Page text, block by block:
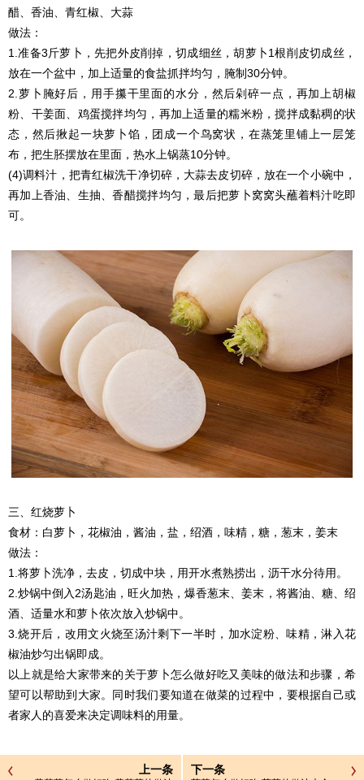
醋、香油、青红椒、大蒜
做法：
1.准备3斤萝卜，先把外皮削掉，切成细丝，胡萝卜1根削皮切成丝，
放在一个盆中，加上适量的食盐抓拌均匀，腌制30分钟。
2.萝卜腌好后，用手攥干里面的水分，然后剁碎一点，再加上胡椒
粉、干姜面、鸡蛋搅拌均匀，再加上适量的糯米粉，搅拌成黏稠的状
态，然后揪起一块萝卜馅，团成一个鸟窝状，在蒸笼里铺上一层笼
布，把生胚摆放在里面，热水上锅蒸10分钟。
(4)调料汁，把青红椒洗干净切碎，大蒜去皮切碎，放在一个小碗中，
再加上香油、生抽、香醋搅拌均匀，最后把萝卜窝窝头蘸着料汁吃即
可。
三、红烧萝卜
食材：白萝卜，花椒油，酱油，盐，绍酒，味精，糖，葱末，姜末
做法：
1.将萝卜洗净，去皮，切成中块，用开水煮熟捞出，沥干水分待用。
2.炒锅中倒入2汤匙油，旺火加热，爆香葱末、姜末，将酱油、糖、绍
酒、适量水和萝卜依次放入炒锅中。
3.烧开后，改用文火烧至汤汁剩下一半时，加水淀粉、味精，淋入花
椒油炒匀出锅即成。
以上就是给大家带来的关于萝卜怎么做好吃又美味的做法和步骤，希
望可以帮助到大家。同时我们要知道在做菜的过程中，要根据自己或
者家人的喜爱来决定调味料的用量。
上一条 下一条